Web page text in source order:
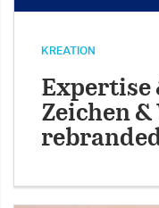
KREATION
Expertise
Zeichen